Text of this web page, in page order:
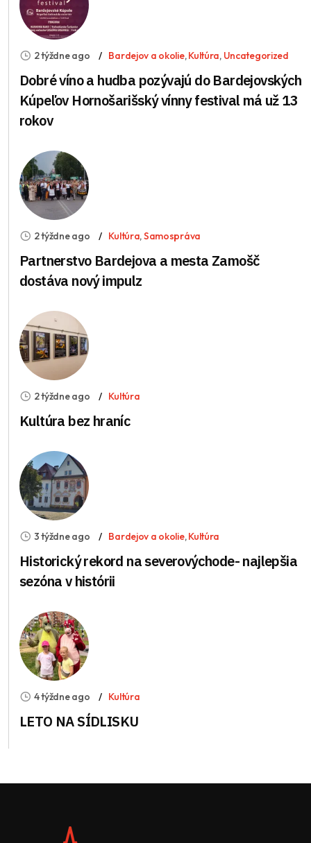
2 týždne ago Bardejov a okolie,Kultúra, Uncategorized
Dobré víno a hudba pozývajú do Bardejovských
Kúpeľov Hornošarišský vínny festival má už 13
rokov
2 týždne ago Kultúra,Samospráva
Partnerstvo Bardejova a mesta Zamošč
dostáva nový impulz
2 týždne ago Kultúra
Kultúra bez hraníc
3 týždne ago Bardejov a okolie,Kultúra
Historický rekord na severovýchode- najlepšia
sezóna v histórii
4 týždne ago Kultúra
LETO NA SÍDLISKU